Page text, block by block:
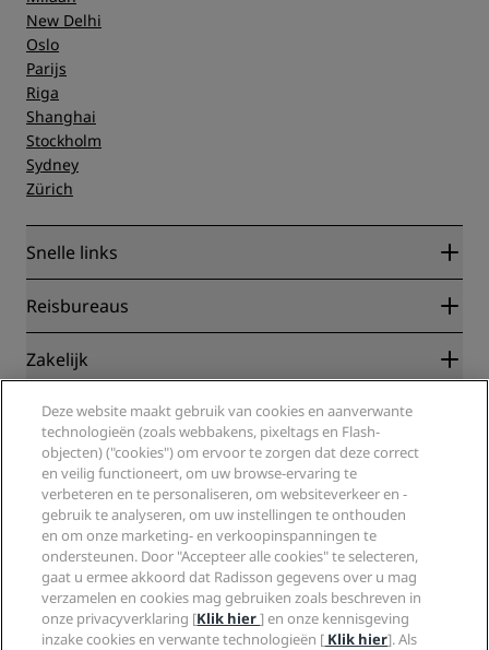
New Delhi
Oslo
Parijs
Riga
Shanghai
Stockholm
Sydney
Zürich
Snelle links
Radisson Rewards
Blog
Bestemmingen
Radisson Hotels-app
Sports Approved-hotels
Gezinsvriendelijk hotels
Gezondheid en veiligheid
Reisbureaus
Partners
Reisagenten
Zakelijk
Radisson Hotel Group
Media
Vacatures RHG
Vacatures PPHE
Vacatures EHL
The Club by RHG
Hotelontwikkeling
Duurzaam ondernemen
Inkoop
Juridisch
Privacycentrum
Juridische kennisgeving
Algemene voorwaarden voor Radisson Rewards
Gebruikersovereenkomst site
Digitale toegankelijkheid
Verklaring inzake moderne slavernij
Help
Waarschuwingen voor consumenten
Contactgegevens
Veelgestelde vragen
Sitemap
Social media
Radisson Hotels Brands
Deze website maakt gebruik van cookies en aanverwante
technologieën (zoals webbakens, pixeltags en Flash-
objecten) ("cookies") om ervoor te zorgen dat deze correct
en veilig functioneert, om uw browse-ervaring te
verbeteren en te personaliseren, om websiteverkeer en -
gebruik te analyseren, om uw instellingen te onthouden
en om onze marketing- en verkoopinspanningen te
ondersteunen. Door "Accepteer alle cookies" te selecteren,
gaat u ermee akkoord dat Radisson gegevens over u mag
verzamelen en cookies mag gebruiken zoals beschreven in
onze privacyverklaring [Klik hier] en onze kennisgeving
inzake cookies en verwante technologieën [ Klik hier]. Als